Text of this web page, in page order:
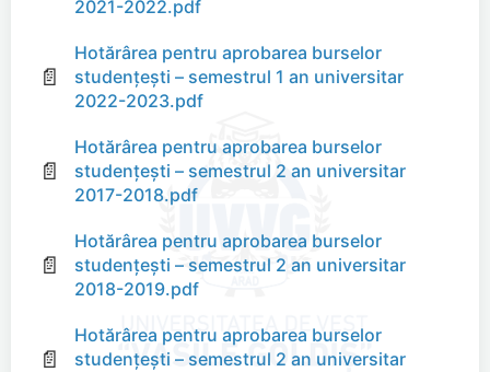
2021-2022.pdf
📄
Hotărârea pentru aprobarea burselor
studențești – semestrul 1 an universitar
2022-2023.pdf
📄
Hotărârea pentru aprobarea burselor
studențești – semestrul 2 an universitar
2017-2018.pdf
📄
Hotărârea pentru aprobarea burselor
studențești – semestrul 2 an universitar
2018-2019.pdf
📄
Hotărârea pentru aprobarea burselor
studențești – semestrul 2 an universitar